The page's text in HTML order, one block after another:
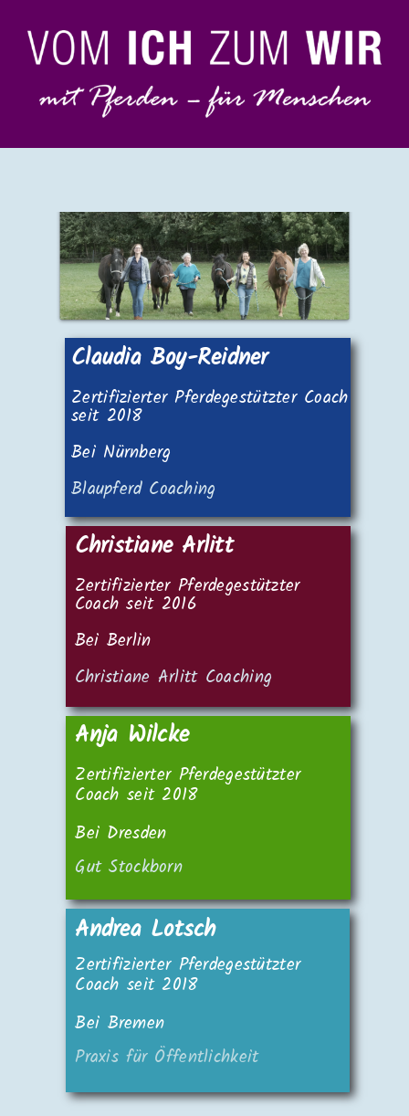
Inhalt
springen
Claudia Boy-Reidner
Zertifizierter Pferdegestützter Coach
seit 2018
Bei Nürnberg
Blaupferd Coaching
Christiane Arlitt
Zertifizierter Pferdegestützter
Coach seit 2016
Bei Berlin
Christiane Arlitt Coaching
Anja Wilcke
Zertifizierter Pferdegestützter
Coach seit 2018
Bei Dresden
Gut Stockborn
Andrea Lotsch
Zertifizierter Pferdegestützter
Coach seit 2018
Bei Bremen
Praxis für Öffentlichkeit